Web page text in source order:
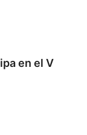
en el V